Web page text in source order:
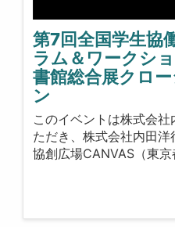
第7回全国学生協
ラム＆ワークシ
書館総合展クロ
ン
このイベントは株式会
ただき、株式会社内田
協創広場CANVAS（東